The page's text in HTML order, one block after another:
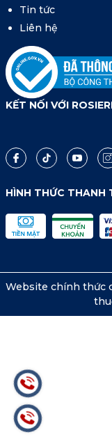
Tin tức
Liên hệ
KẾT NỐI VỚI
HÌNH THỨC THANH
Website chính thức